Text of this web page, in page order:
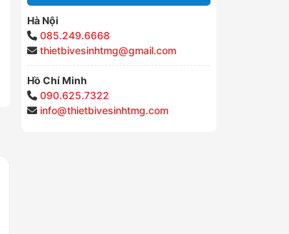
Hà Nội
085.249.6668
thietbivesinhtmg@gmail.com
Hồ Chí Minh
090.625.7322
info@thietbivesinhtmg.com